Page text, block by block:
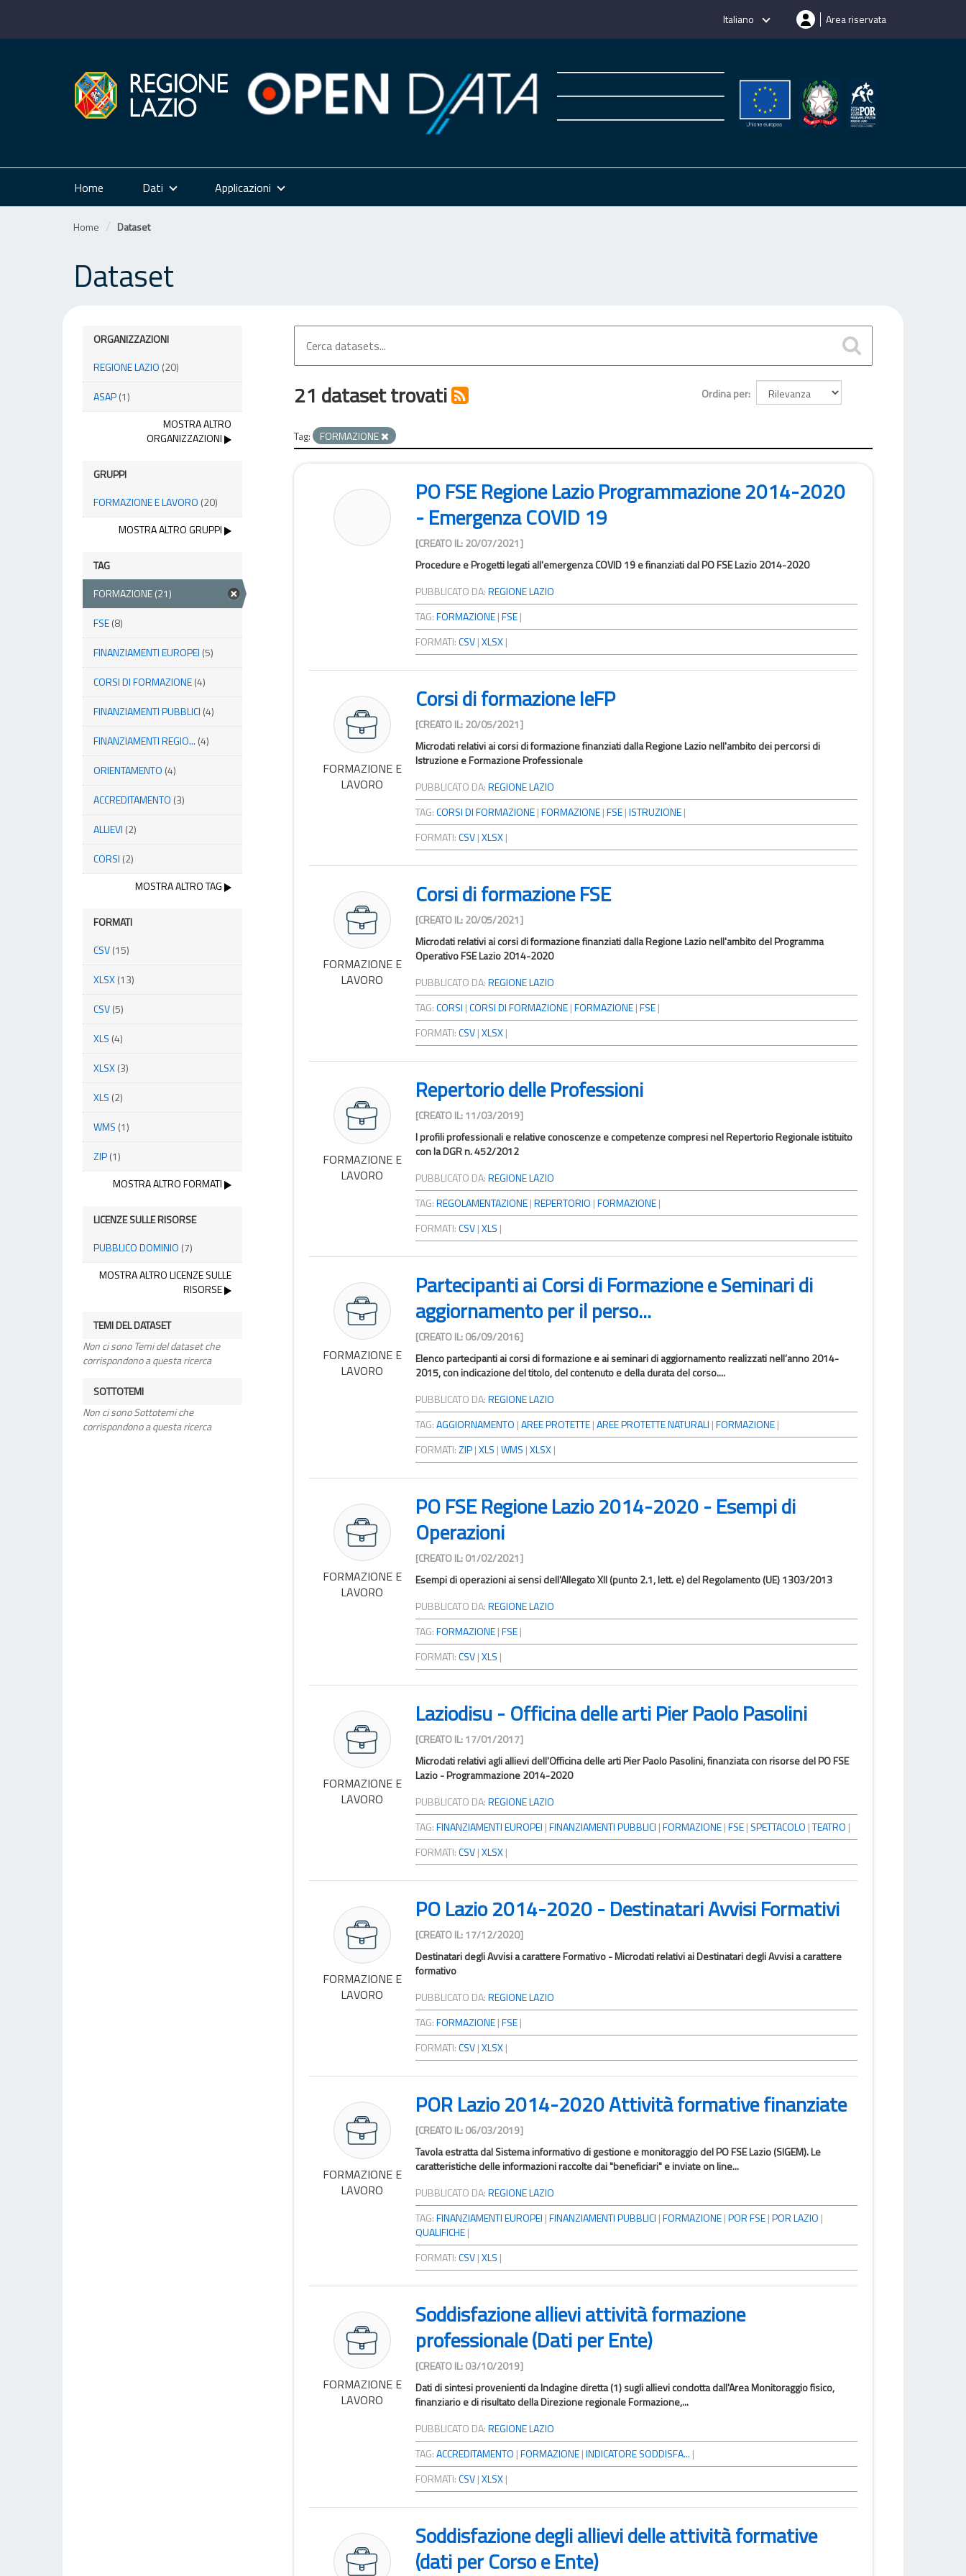
Italiano Area riservata
Home Dati Applicazioni
Home Dataset
Dataset
ORGANIZZAZIONI
REGIONE LAZIO (20)
ASAP(1)
MOSTRA ALTRO
ORGANIZZAZIONI
GRUPPI
FORMAZIONE E LAVORO (20)
MOSTRA ALTRO GRUPPI
TAG
FORMAZIONE(21)
FSE(8)
FINANZIAMENTI EUROPEI (5)
CORSI DI FORMAZIONE(4)
FINANZIAMENTI PUBBLICI (4)
FINANZIAMENTI REGIO... (4)
ORIENTAMENTO (4)
ACCREDITAMENTO (3)
ALLIEVI (2)
CORSI (2)
MOSTRA ALTRO TAG
FORMATI
CSV(15)
XLSX(13)
CSV(5)
XLS (4)
XLSX(3)
XLS (2)
WMS (1)
ZIP(1)
MOSTRA ALTRO FORMATI
LICENZE SULLE RISORSE
PUBBLICO DOMINIO (7)
MOSTRA ALTRO LICENZE SULLE
RISORSE
TEMI DEL DATASET
Non ci sono Temi del dataset che
corrispondono a questa ricerca
SOTTOTEMI
Non ci sono Sottotemi che
corrispondono a questa ricerca
Ordina per
21 dataset trovati
Tag: FORMAZIONE
PO FSE Regione Lazio Programmazione 2014-2020
- Emergenza COVID 19
[CREATO IL: 20/07/2021]
Procedure e Progetti legati all'emergenza COVID 19 e finanziati dal PO FSE Lazio 2014-2020
PUBBLICATO DA:REGIONE LAZIO
TAG:FORMAZIONE |FSE |
FORMATI:CSV |XLSX |
FORMAZIONE E
LAVORO
Corsi di formazione IeFP
[CREATO IL: 20/05/2021]
Microdati relativi ai corsi di formazione finanziati dalla Regione Lazio nell'ambito dei percorsi di
Istruzione e Formazione Professionale
PUBBLICATO DA:REGIONE LAZIO
TAG:CORSI DI FORMAZIONE |FORMAZIONE |FSE |ISTRUZIONE |
FORMATI:CSV |XLSX |
FORMAZIONE E
LAVORO
Corsi di formazione FSE
[CREATO IL: 20/05/2021]
Microdati relativi ai corsi di formazione finanziati dalla Regione Lazio nell'ambito del Programma
Operativo FSE Lazio 2014-2020
PUBBLICATO DA:REGIONE LAZIO
TAG:CORSI |CORSI DI FORMAZIONE |FORMAZIONE |FSE |
FORMATI:CSV |XLSX |
FORMAZIONE E
LAVORO
Repertorio delle Professioni
[CREATO IL: 11/03/2019]
I profili professionali e relative conoscenze e competenze compresi nel Repertorio Regionale istituito
con la DGR n. 452/2012
PUBBLICATO DA:REGIONE LAZIO
TAG:REGOLAMENTAZIONE |REPERTORIO |FORMAZIONE |
FORMATI:CSV |XLS |
FORMAZIONE E
LAVORO
Partecipanti ai Corsi di Formazione e Seminari di
aggiornamento per il perso...
[CREATO IL: 06/09/2016]
Elenco partecipanti ai corsi di formazione e ai seminari di aggiornamento realizzati nell’anno 2014-
2015, con indicazione del titolo, del contenuto e della durata del corso....
PUBBLICATO DA:REGIONE LAZIO
TAG:AGGIORNAMENTO |AREE PROTETTE |AREE PROTETTE NATURALI |FORMAZIONE |
FORMATI:ZIP |XLS |WMS |XLSX |
FORMAZIONE E
LAVORO
PO FSE Regione Lazio 2014-2020 - Esempi di
Operazioni
[CREATO IL: 01/02/2021]
Esempi di operazioni ai sensi dell'Allegato XII (punto 2.1, lett. e) del Regolamento (UE) 1303/2013
PUBBLICATO DA:REGIONE LAZIO
TAG:FORMAZIONE |FSE |
FORMATI:CSV |XLS |
FORMAZIONE E
LAVORO
Laziodisu - Officina delle arti Pier Paolo Pasolini
[CREATO IL: 17/01/2017]
Microdati relativi agli allievi dell'Officina delle arti Pier Paolo Pasolini, finanziata con risorse del PO FSE
Lazio - Programmazione 2014-2020
PUBBLICATO DA:REGIONE LAZIO
TAG:FINANZIAMENTI EUROPEI |FINANZIAMENTI PUBBLICI |FORMAZIONE |FSE | SPETTACOLO |TEATRO |
FORMATI:CSV |XLSX |
FORMAZIONE E
LAVORO
PO Lazio 2014-2020 - Destinatari Avvisi Formativi
[CREATO IL: 17/12/2020]
Destinatari degli Avvisi a carattere Formativo - Microdati relativi ai Destinatari degli Avvisi a carattere
formativo
PUBBLICATO DA:REGIONE LAZIO
TAG:FORMAZIONE |FSE |
FORMATI:CSV |XLSX |
FORMAZIONE E
LAVORO
POR Lazio 2014-2020 Attività formative finanziate
[CREATO IL: 06/03/2019]
Tavola estratta dal Sistema informativo di gestione e monitoraggio del PO FSE Lazio (SIGEM). Le
caratteristiche delle informazioni raccolte dai "beneficiari" e inviate on line...
PUBBLICATO DA:REGIONE LAZIO
TAG:FINANZIAMENTI EUROPEI |FINANZIAMENTI PUBBLICI |FORMAZIONE |POR FSE |POR LAZIO |
QUALIFICHE |
FORMATI:CSV |XLS |
FORMAZIONE E
LAVORO
Soddisfazione allievi attività formazione
professionale (Dati per Ente)
[CREATO IL: 03/10/2019]
Dati di sintesi provenienti da Indagine diretta (1) sugli allievi condotta dall'Area Monitoraggio fisico,
finanziario e di risultato della Direzione regionale Formazione,...
PUBBLICATO DA:REGIONE LAZIO
TAG:ACCREDITAMENTO |FORMAZIONE |INDICATORE SODDISFA... |
FORMATI:CSV |XLSX |
Soddisfazione degli allievi delle attività formative
(dati per Corso e Ente)